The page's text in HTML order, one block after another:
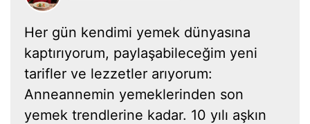
Her gün kendimi yemek dünyasına
kaptırıyorum, paylaşabileceğim yeni
tarifler ve lezzetler arıyorum:
Anneannemin yemeklerinden son
yemek trendlerine kadar. 10 yılı aşkın